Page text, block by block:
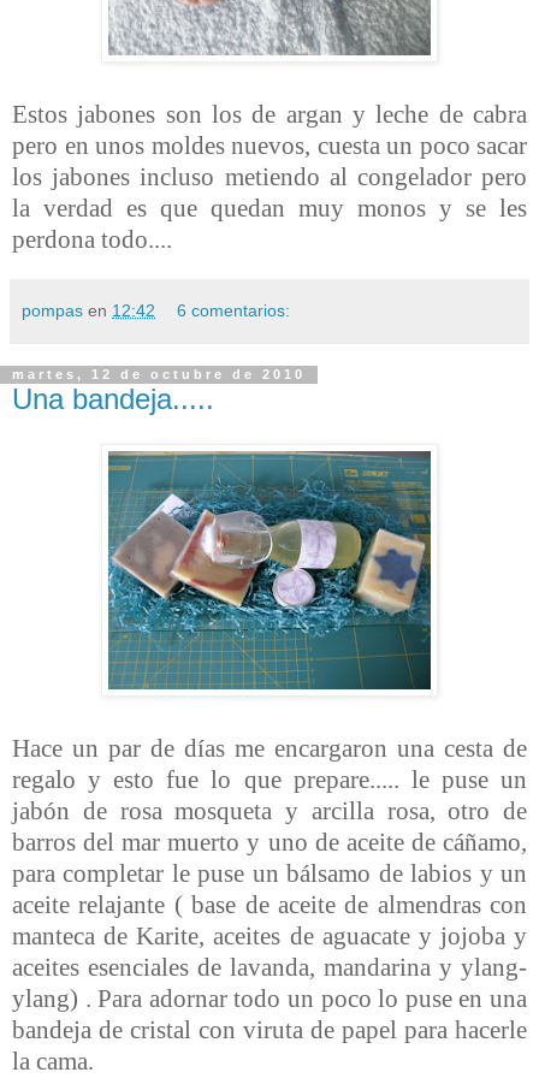
Estos jabones son los de argan y leche de cabra
pero en unos moldes nuevos, cuesta un poco sacar
los jabones incluso metiendo al congelador pero
la verdad es que quedan muy monos y se les
perdona todo....
pompas en 12:42 6 comentarios:
martes, 12 de octubre de 2010
Una bandeja.....
Hace un par de días me encargaron una cesta de
regalo y esto fue lo que prepare..... le puse un
jabón de rosa mosqueta y arcilla rosa, otro de
barros del mar muerto y uno de aceite de cáñamo,
para completar le puse un bálsamo de labios y un
aceite relajante ( base de aceite de almendras con
manteca de Karite, aceites de aguacate y jojoba y
aceites esenciales de lavanda, mandarina y ylang-
ylang) . Para adornar todo un poco lo puse en una
bandeja de cristal con viruta de papel para hacerle
la cama.